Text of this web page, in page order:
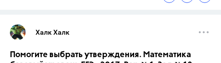
Халк Халк
Помогите выбрать утверждения. Математика